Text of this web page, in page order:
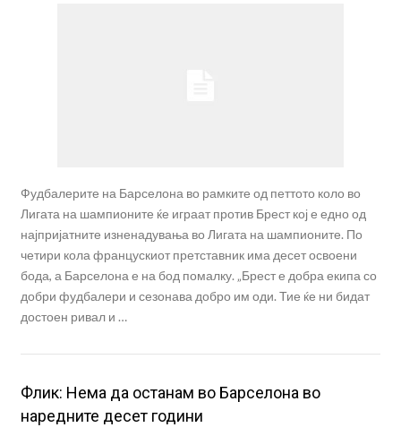
Фудбалерите на Барселона во рамките од петтото коло во
Лигата на шампионите ќе играат против Брест кој е едно од
најпријатните изненадувања во Лигата на шампионите. По
четири кола францускиот претставник има десет освоени
бода, а Барселона е на бод помалку. „Брест е добра екипа со
добри фудбалери и сезонава добро им оди. Тие ќе ни бидат
достоен ривал и …
Флик: Нема да останам во Барселона во
наредните десет години